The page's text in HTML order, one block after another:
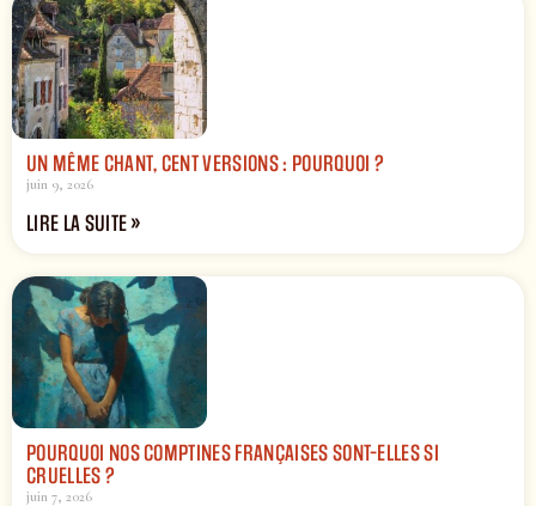
UN MÊME CHANT, CENT VERSIONS : POURQUOI ?
juin 9, 2026
LIRE LA SUITE »
POURQUOI NOS COMPTINES FRANÇAISES SONT-ELLES SI
CRUELLES ?
juin 7, 2026